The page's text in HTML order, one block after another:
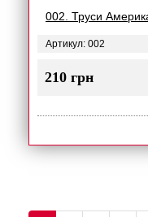
002. Труси
Артикул: 002
210 грн